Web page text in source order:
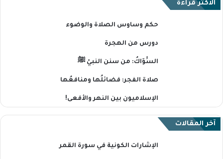
الاكثر قراءة
حكم وساوس الصلاة والوضوء
دورس من الهجرة
السِّوَاكُ: من سنن النبيّ ﷺ
صلاة الفجر: فضائلُها ومنافعُها
الإسلاميون بين النهر والأفعى!
آخر المقالات
الإشارات الكونية في سورة القمر